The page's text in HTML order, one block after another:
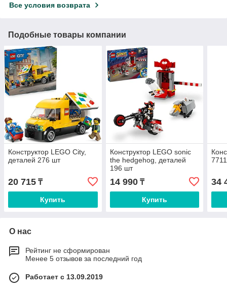
Все условия возврата
Подобные товары компании
Конструктор LEGO City,
деталей 276 шт
20 715 ₸
Купить
Конструктор LEGO sonic
the hedgehog, деталей
196 шт
14 990₸
Купить
34
О нас
Рейтинг не сформирован
Менее 5 отзывов за последний год
Работает с 13.09.2019